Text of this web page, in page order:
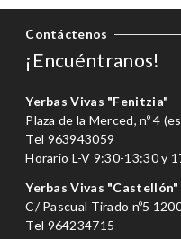
Contáctenos
¡Encuéntranos!
Yerbas Vivas "Fenitzia"
Plaza de la Merced, nº 4
Tel 963943059
Horario L-V 9:30-13:30 y
Yerbas Vivas "Castellón"
C/ Pascual Tirado nº5
Tel 964234715